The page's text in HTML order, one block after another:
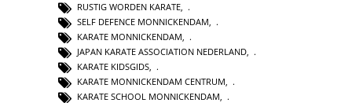
RUSTIG WORDEN KARATE
SELF DEFENCE MONNICKENDAM
KARATE MONNICKENDAM
JAPAN KARATE ASSOCIATION NEDERLAND
KARATE KIDSGIDS
KARATE MONNICKENDAM CENTRUM
KARATE SCHOOL MONNICKENDAM